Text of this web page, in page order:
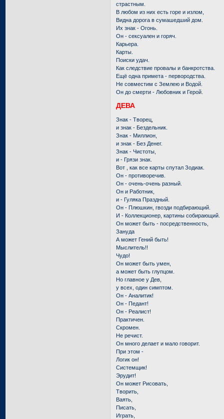
страстным.
В любом из них есть горе и излом,
Видна дорога в сумашедший дом.
Их знак - Огонь.
Он - сексуален и горяч.
Карьера.
Карты.
Поиски удач.
Как следствие провалы и банкротства.
Ещё одна примета - первородства.
Не совместим с Землею и Водой.
Он до смерти - Любовник и Герой.
ДЕВА
Знак - Творец,
и знак - Бездельник.
Знак - Миллион,
и знак - Без Денег.
Знак - Чистоты,
и - Грязи знак.
Вот , как все карты спутал Зодиак.
Он - противоречив.
Он - очень-очень разный.
Он и Работник,
и - Гуляка Праздный.
Он - Плюшкин, гвозди подбирающий.
И - Коллекционер, картины собирающий.
Он может быть - посредственность,
Зануда
А может Гений быть!
Мыслитель!!
Чудо!
Он может быть умен,
а может быть глупцом.
Но главное у Дев,
у всех, один симптом.
Он - Аналитик!
Он - Педант!
Он - Реалист!
Практичен.
Скромен.
Не речист.
Он много делает и мало говорит.
При этом -
Логик он!
Системщик!
Эрудит!
Он может Рисовать,
Творить,
Ваять,
Писать,
Играть,